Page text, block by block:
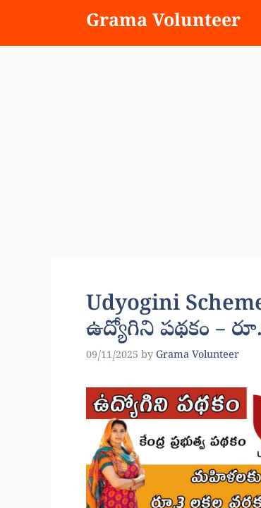
content
Grama Volunteer
Udyogini
ఉద్యోగిని పథకం –
09/11/2025 by Grama Volunteer